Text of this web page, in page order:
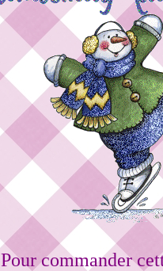
Pour commander